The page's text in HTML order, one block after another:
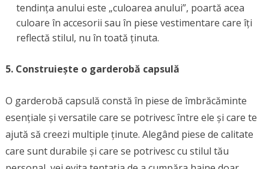
tendința anului este „culoarea anului”, poartă acea
culoare în accesorii sau în piese vestimentare care îți
reflectă stilul, nu în toată ținuta.
5. Construiește o garderobă capsulă
O garderobă capsulă constă în piese de îmbrăcăminte
esențiale și versatile care se potrivesc între ele și care te
ajută să creezi multiple ținute. Alegând piese de calitate
care sunt durabile și care se potrivesc cu stilul tău